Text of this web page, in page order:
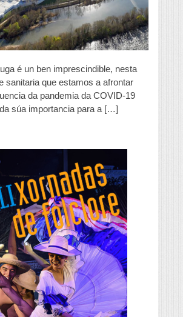
é un ben imprescindible, nesta
sanitaria que estamos a afrontar
da pandemia da COVID-19
súa importancia para a […]